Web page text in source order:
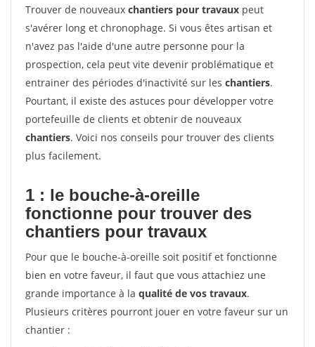
Trouver de nouveaux chantiers pour travaux peut
s'avérer long et chronophage. Si vous êtes artisan et
n'avez pas l'aide d'une autre personne pour la
prospection, cela peut vite devenir problématique et
entrainer des périodes d'inactivité sur les chantiers.
Pourtant, il existe des astuces pour développer votre
portefeuille de clients et obtenir de nouveaux
chantiers. Voici nos conseils pour trouver des clients
plus facilement.
1 : le bouche-à-oreille
fonctionne pour trouver des
chantiers pour travaux
Pour que le bouche-à-oreille soit positif et fonctionne
bien en votre faveur, il faut que vous attachiez une
grande importance à la qualité de vos travaux.
Plusieurs critères pourront jouer en votre faveur sur un
chantier :